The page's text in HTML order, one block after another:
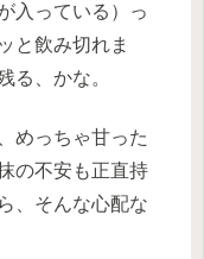
入っている）っ
と飲み切れま
る、かな。
めっちゃ甘った
の不安も正直持
、そんな心配な